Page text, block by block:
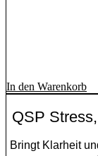
In den Warenkorb
QSP
Bringt Klarheit